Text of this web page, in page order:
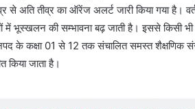
से अति तीव्र का ऑरेंज अलर्ट जारी किया गया है।
में भूस्खलन की सम्भावना बढ़ जाती है। इससे किसी
के कक्षा 01 से 12 तक संचालित समस्त शैक्षणिक
किया जाता है।